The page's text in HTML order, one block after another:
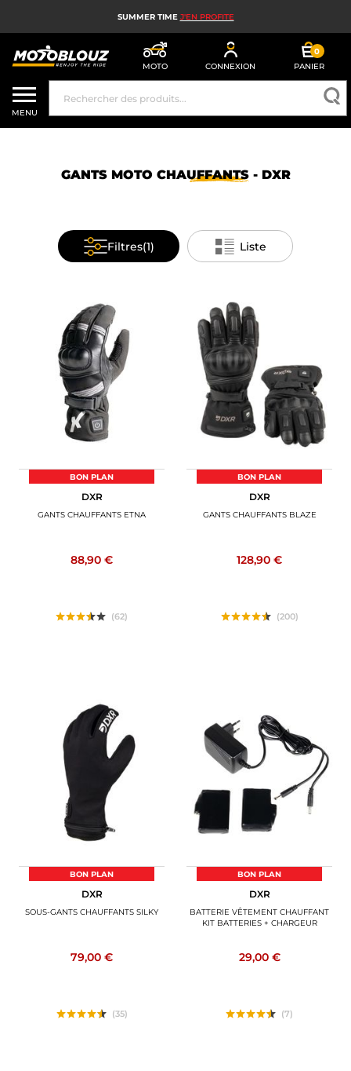
SUMMER TIME J'EN PROFITE
MOTO CONNEXION
0
PANIER
CASQUE MOTO
ÉQUIPEMENT MOTO HOMME
AIRBAG MOTO
ACCESSOIRES MOTO
BAGAGERIE MOTO
PNEUS MOTO
SPORTSWEAR
BONS PLANS ET PROMO
CONSEILS
MENU
GANTS MOTO CHAUFFANTS- DXR
Filtres(1) Liste
BON PLAN
DXR
GANTS CHAUFFANTS ETNA
88,90 €
(62)
BON PLAN
DXR
GANTS CHAUFFANTS BLAZE
128,90 €
(200)
BON PLAN
DXR
SOUS-GANTS CHAUFFANTS SILKY
79,00 €
(35)
BON PLAN
DXR
BATTERIE VÊTEMENT CHAUFFANT
KIT BATTERIES + CHARGEUR
29,00 €
(7)